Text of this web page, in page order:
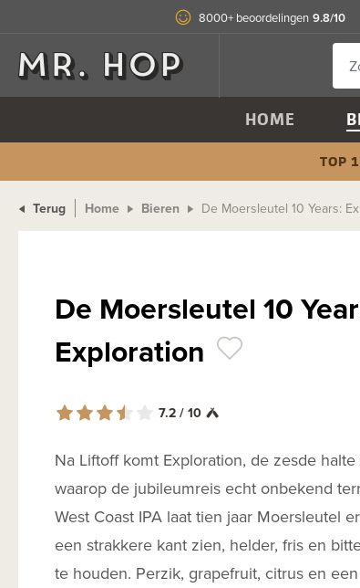
8000+ beoordelingen 9.8/10
HOME
TOP
Terug Home Bieren De Moersleutel 10 Years:
De Moersleutel 10
Exploration
7.2 / 10
Na Liftoff komt Exploration, de zesde
waarop de jubileumreis echt onbekend
West Coast IPA laat tien jaar Moersleutel
een strakkere kant zien, helder, fris en
te houden. Perzik, grapefruit, citrus en